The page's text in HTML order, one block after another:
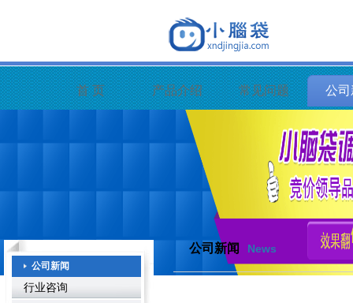
首 页 产品介绍 常见问题 公
公司新闻
行业咨询
公司新闻 News